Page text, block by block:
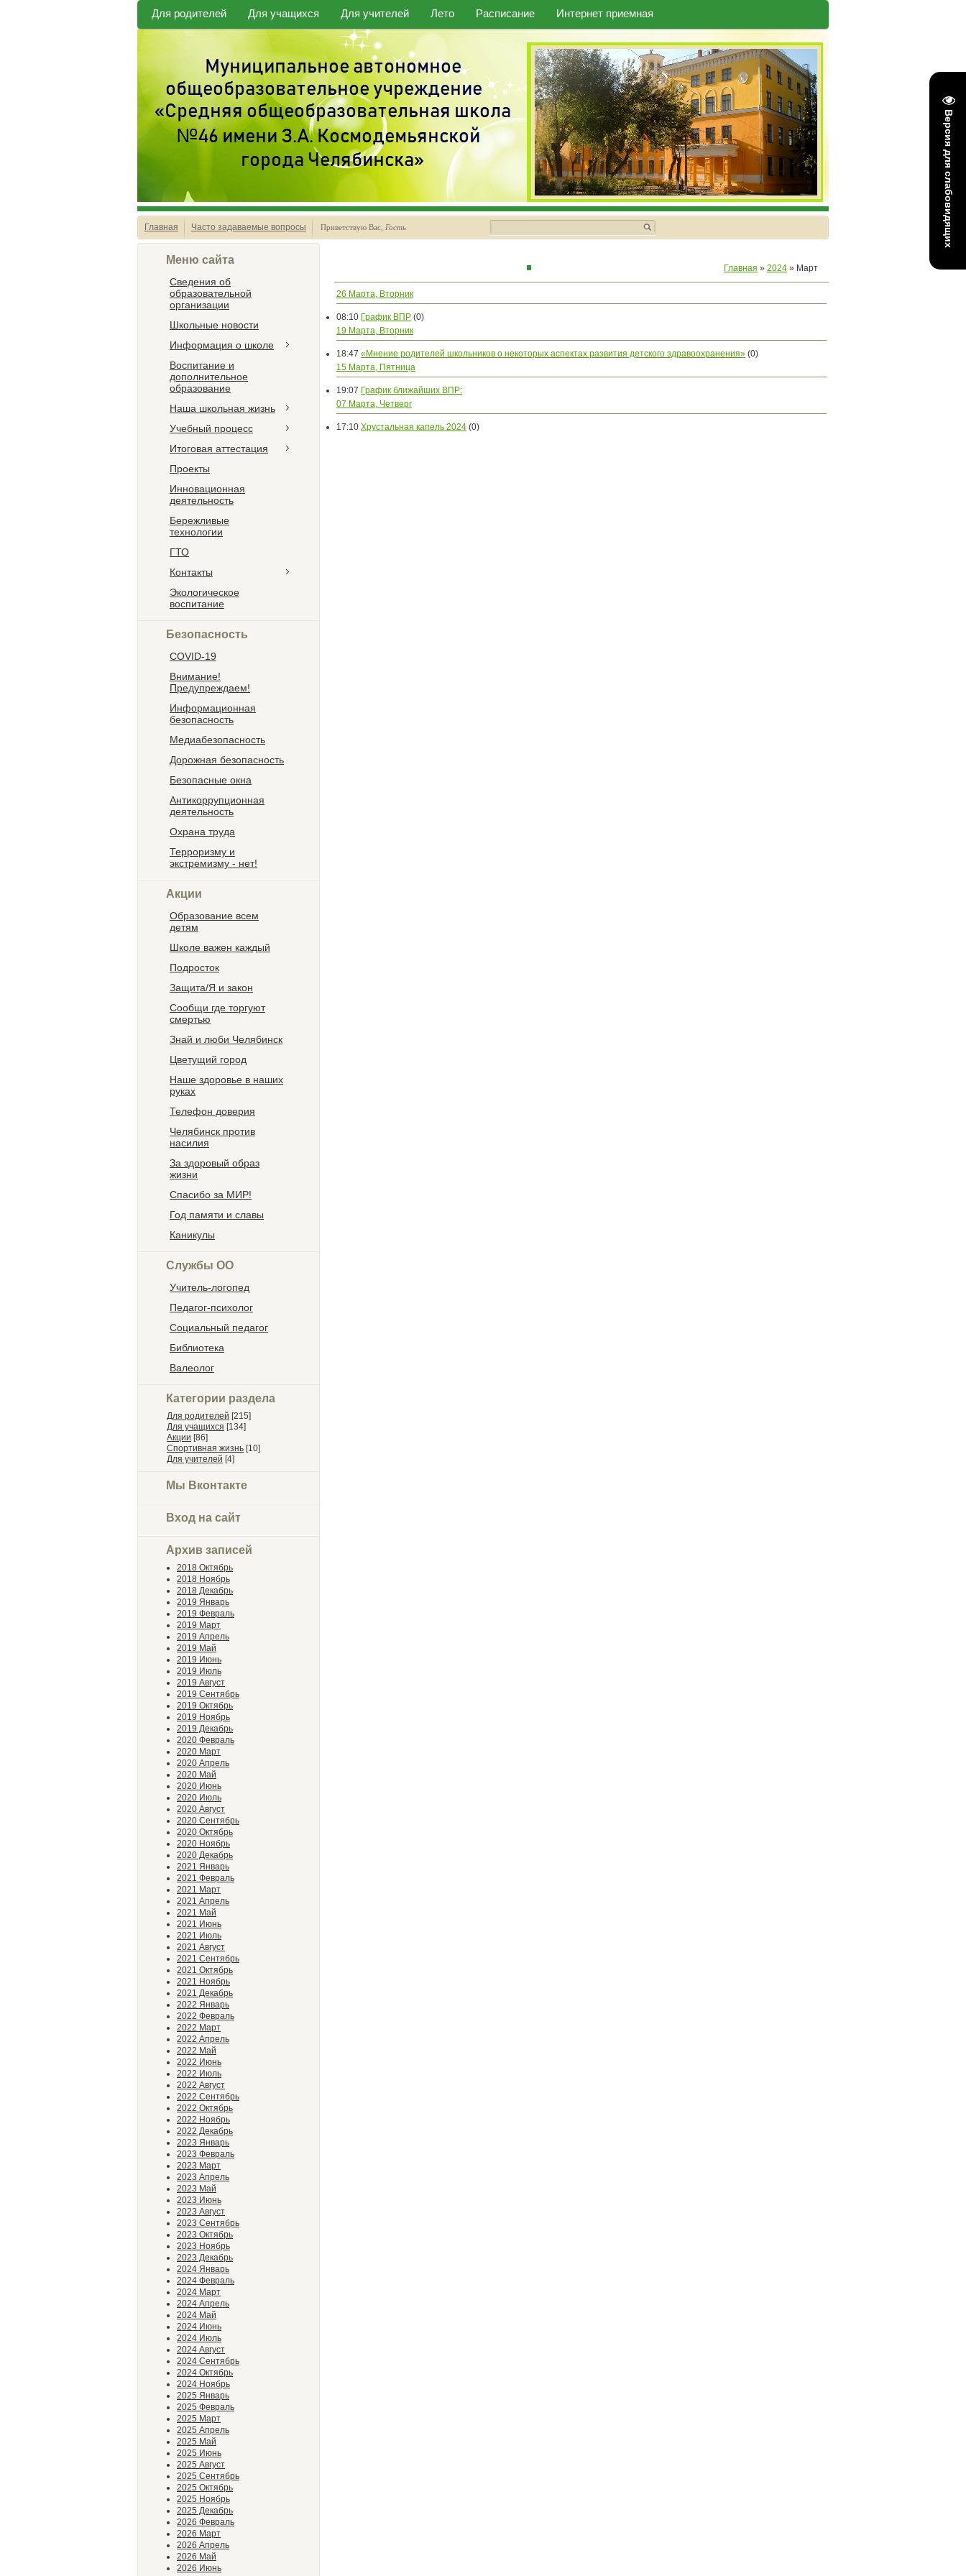
Версия для слабовидящих
Для родителей Для учащихся Для учителей Лето Расписание Интернет приемная
Главная Часто задаваемые вопросы Приветствую Вас Гость
Меню сайта
Сведения об
образовательной
организации
Школьные новости
Информация о школе
Воспитание и
дополнительное
образование
Наша школьная жизнь
Учебный процесс
Итоговая аттестация
Проекты
Инновационная
деятельность
Бережливые
технологии
ГТО
Контакты
Экологическое
воспитание
Безопасность
COVID-19
Внимание!
Предупреждаем!
Информационная
безопасность
Медиабезопасность
Дорожная безопасность
Безопасные окна
Антикоррупционная
деятельность
Охрана труда
Терроризму и
экстремизму - нет!
Акции
Образование всем
детям
Школе важен каждый
Подросток
Защита/Я и закон
Сообщи где торгуют
смертью
Знай и люби Челябинск
Цветущий город
Наше здоровье в наших
руках
Телефон доверия
Челябинск против
насилия
За здоровый образ
жизни
Спасибо за МИР!
Год памяти и славы
Каникулы
Службы ОО
Учитель-логопед
Педагог-психолог
Социальный педагог
Библиотека
Валеолог
Категории раздела
Для родителей [215]
Для учащихся [134]
Акции [86]
Спортивная жизнь [10]
Для учителей [4]
Мы Вконтакте
Вход на сайт
Архив записей
2018 Октябрь
2018 Ноябрь
2018 Декабрь
2019 Январь
2019 Февраль
2019 Март
2019 Апрель
2019 Май
2019 Июнь
2019 Июль
2019 Август
2019 Сентябрь
2019 Октябрь
2019 Ноябрь
2019 Декабрь
2020 Февраль
2020 Март
2020 Апрель
2020 Май
2020 Июнь
2020 Июль
2020 Август
2020 Сентябрь
2020 Октябрь
2020 Ноябрь
2020 Декабрь
2021 Январь
2021 Февраль
2021 Март
2021 Апрель
2021 Май
2021 Июнь
2021 Июль
2021 Август
2021 Сентябрь
2021 Октябрь
2021 Ноябрь
2021 Декабрь
2022 Январь
2022 Февраль
2022 Март
2022 Апрель
2022 Май
2022 Июнь
2022 Июль
2022 Август
2022 Сентябрь
2022 Октябрь
2022 Ноябрь
2022 Декабрь
2023 Январь
2023 Февраль
2023 Март
2023 Апрель
2023 Май
2023 Июнь
2023 Август
2023 Сентябрь
2023 Октябрь
2023 Ноябрь
2023 Декабрь
2024 Январь
2024 Февраль
2024 Март
2024 Апрель
2024 Май
2024 Июнь
2024 Июль
2024 Август
2024 Сентябрь
2024 Октябрь
2024 Ноябрь
2025 Январь
2025 Февраль
2025 Март
2025 Апрель
2025 Май
2025 Июнь
2025 Август
2025 Сентябрь
2025 Октябрь
2025 Ноябрь
2025 Декабрь
2026 Февраль
2026 Март
2026 Апрель
2026 Май
2026 Июнь
Главная » 2024 » Март
26 Марта, Вторник
08:10 График ВПР (0)
19 Марта, Вторник
18:47 «Мнение родителей школьников о некоторых аспектах развития детского здравоохранения» (0)
15 Марта, Пятница
19:07 График ближайших ВПР:
07 Марта, Четверг
17:10 Хрустальная капель 2024 (0)